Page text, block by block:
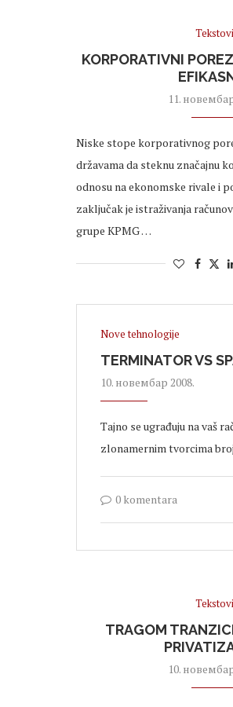
Tekstovi
KORPORATIVNI
11.
Niske stope korporativnog
državama da steknu značajnu
odnosu na ekonomske rivale i
zaključak je istraživanja
grupe KPMG …
Nove tehnologije
TERMINATOR VS
10. новембар 2008.
Tajno se ugrađuju na vaš
zlonamernim tvorcima
0 komentara
Tekstovi
TRAGOM
10.